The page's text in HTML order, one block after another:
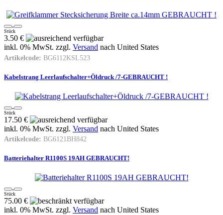
Stück
3.50 €
inkl. 0% MwSt. zzgl. Versand nach United States
Artikelcode: BG6112KSL523
Kabelstrang Leerlaufschalter+Öldruck /7-GEBRAUCHT !
Stück
17.50 €
inkl. 0% MwSt. zzgl. Versand nach United States
Artikelcode: BG6121BH842
Batteriehalter R1100S 19AH GEBRAUCHT!
Stück
75.00 €
inkl. 0% MwSt. zzgl. Versand nach United States